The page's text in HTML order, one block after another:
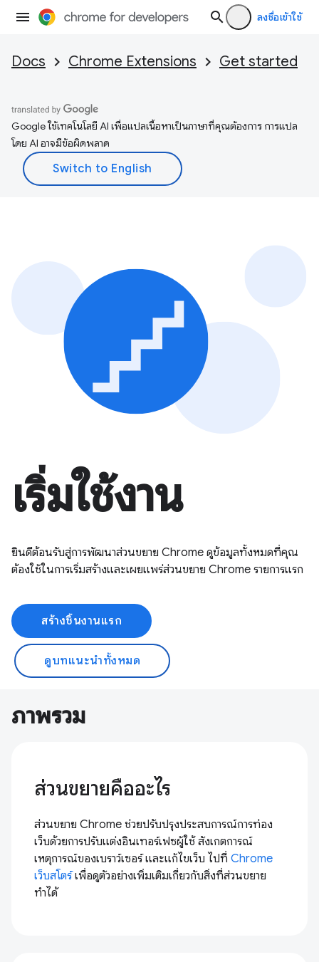
ลงชื่อเข้าใช้
Docs Chrome Extensions Get started
Google ใช้เทคโนโลยี AI เพื่อแปลเนื้อหาเป็นภาษาที่คุณต้องการ การแปล
โดย AI อาจมีข้อผิดพลาด
เริ่มใช้งาน
ยินดีต้อนรับสู่การพัฒนาส่วนขยาย Chrome ดูข้อมูลทั้งหมดที่คุณ
ต้องใช้ในการเริ่มสร้างและเผยแพร่ส่วนขยาย Chrome รายการแรก
สร้างชิ้นงานแรก
ดูบทแนะนำทั้งหมด
ภาพรวม
ส่วนขยายคืออะไร
ส่วนขยาย Chrome ช่วยปรับปรุงประสบการณ์การท่อง
เว็บด้วยการปรับแต่งอินเทอร์เฟซผู้ใช้ สังเกตการณ์
เหตุการณ์ของเบราว์เซอร์ และแก้ไขเว็บ ไปที่ Chrome
เว็บสโตร์เพื่อดูตัวอย่างเพิ่มเติมเกี่ยวกับสิ่งที่ส่วนขยาย
ทำได้